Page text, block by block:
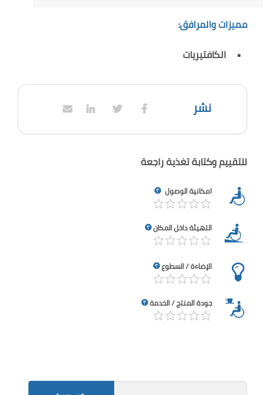
مميزات والمرافق:
الكافتيريات
نشر
للتقييم وكتابة تغذية راجعة
امكانية الوصول
التهيئة داخل المكان
الإضاءة / السطوع
جودة المنتج / الخدمة